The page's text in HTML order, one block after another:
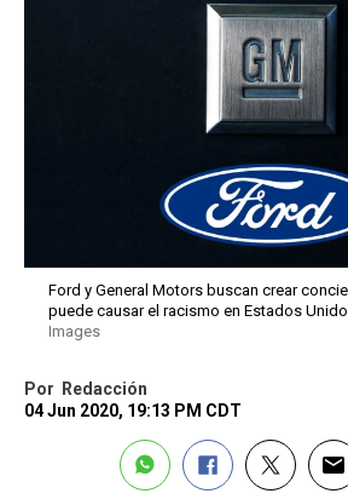
Ford y General Motors buscan crear
puede causar el racismo en Estados
Images
Por
Redacción
04 Jun 2020, 19:13 PM CDT